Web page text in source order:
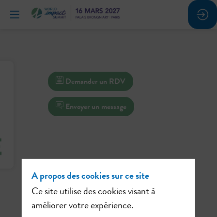
Demander un RDV
Envoyer un message
A propos des cookies sur ce site
Ce site utilise des cookies visant à
améliorer votre expérience.